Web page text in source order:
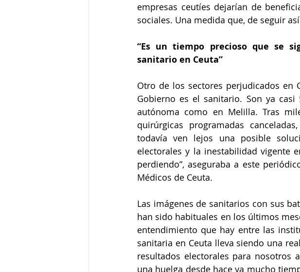
empresas ceutíes dejarían de
sociales. Una medida que, de seguir
“Es un tiempo precioso que se
sanitario en Ceuta”
Otro de los sectores perjudicados
Gobierno es el sanitario. Son ya
autónoma como en Melilla. Tras
quirúrgicas programadas
todavía ven lejos una posible
electorales y la inestabilidad vigente
perdiendo”, aseguraba a este
Médicos de Ceuta.
Las imágenes de sanitarios con sus
han sido habituales en los últimos
entendimiento que hay entre las
sanitaria en Ceuta lleva siendo una
resultados electorales para nosotros
una huelga desde hace ya mucho